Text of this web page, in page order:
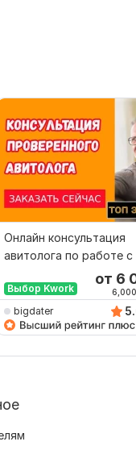
Онлайн консультация
авитолога по работе с
Обучение от эксперта
Выбор Kwork
от 6
6,000
bigdater